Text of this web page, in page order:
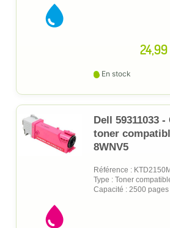
En stock
Dell 59311033
toner
8WNV5
Référence : KTD2150M
Type : Toner
Capacité : 2500 pages